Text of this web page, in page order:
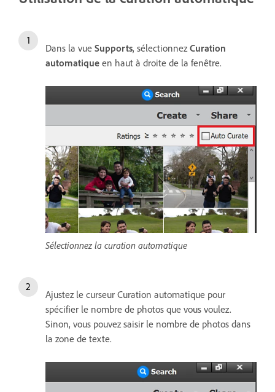
Dans la vue Supports, sélectionnez Curation
automatique en haut à droite de la fenêtre.
Sélectionnez la curation automatique
Ajustez le curseur Curation automatique pour
spécifier le nombre de photos que vous voulez.
Sinon, vous pouvez saisir le nombre de photos dans
la zone de texte.